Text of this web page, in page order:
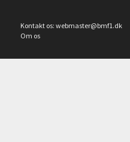
Kontakt os: webmaster@bmf1.dk
Om os